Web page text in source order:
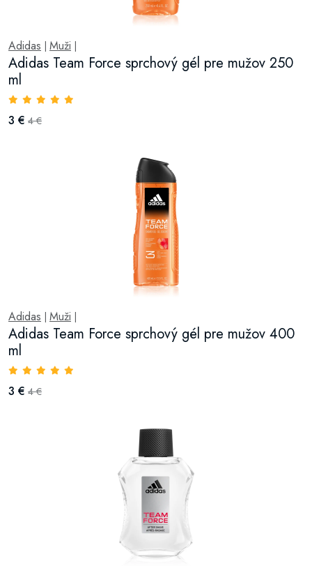
Adidas Muži
Adidas Team Force sprchový gél pre mužov 250
ml
3 € 4 €
Adidas Muži
Adidas Team Force sprchový gél pre mužov 400
ml
3 € 4 €